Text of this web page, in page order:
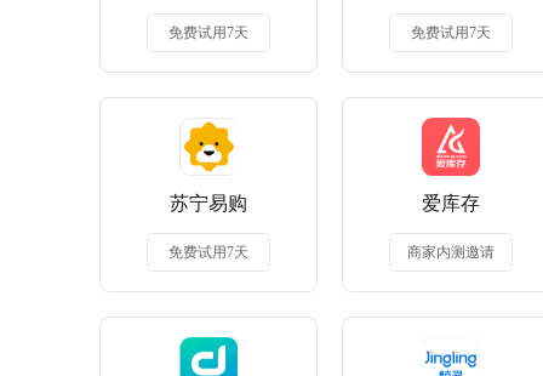
免费试用7天 免费试用7天
苏宁易购
免费试用7天
爱库存
商家内测邀请